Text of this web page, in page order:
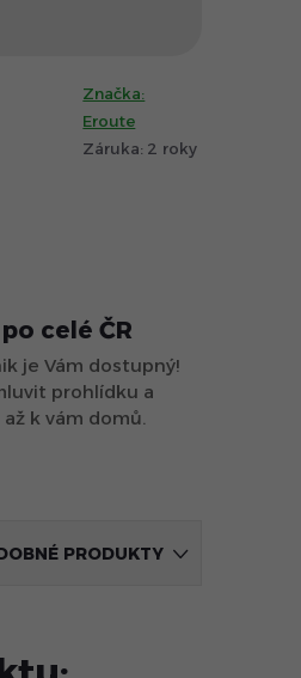
Značka:
Eroute
Záruka: 2 roky
celé ČR
je Vám dostupný!
prohlídku a
k vám domů.
PRODUKTY